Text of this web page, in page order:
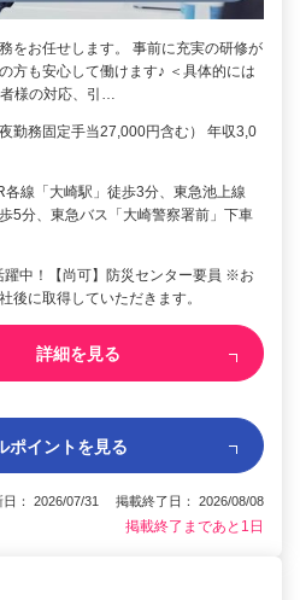
をお任せします。 事前に充実の研修が
方も安心して働けます♪ ＜具体的には
様の対応、引…
勤務固定手当27,000円含む） 年収3,0
各線「大崎駅」徒歩3分、東急池上線
5分、東急バス「大崎警察署前」下車
躍中！【尚可】防災センター要員 ※お
後に取得していただきます。
詳細を見る
ポイントを見る
日： 2026/07/31 掲載終了日： 2026/08/08
掲載終了まであと1日